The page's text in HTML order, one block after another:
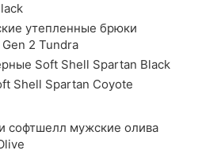
утепленные брюки
2 Tundra
Soft Shell Spartan Black
Shell Spartan Coyote
софтшелл мужские олива